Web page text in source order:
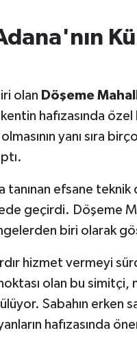
olan Döşeme
hafızasında
yanı sıra
efsane
geçirdi. Döşeme
biri olarak
hizmet vermeyi
olan bu simitçi,
Sabahın erken
hafızasında